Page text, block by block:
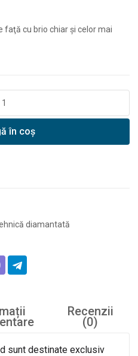
faţă cu brio chiar şi celor mai
în coș
diamantată
Recenzii
(0)
sunt destinate exclusiv